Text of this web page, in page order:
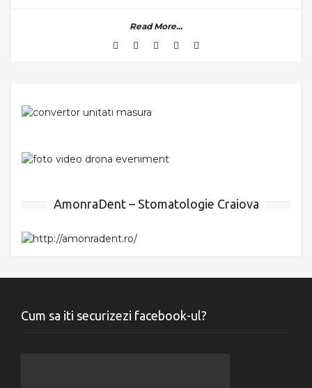
Read More...
AmonraDent – Stomatologie Craiova
Cum sa iti securizezi facebook-ul?